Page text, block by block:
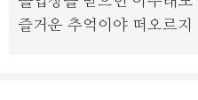
즐거운 추억이야 떠오르지